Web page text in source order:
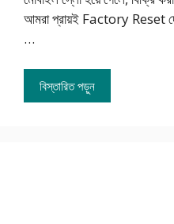
আমরা প্রায়ই Factory Reset
…
বিস্তারিত পড়ুন